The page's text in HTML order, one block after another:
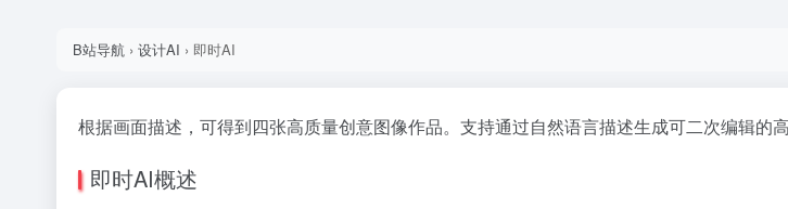
B站导航 › 设计AI › 即时AI
根据画面描述，可得到四张高质量创意图像作品。支持通过自然语言描述生成可二次编辑的高
即时AI概述